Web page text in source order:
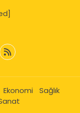
Ekonomi
Sağlık